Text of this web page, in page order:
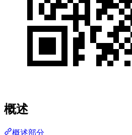
概述
概述部分